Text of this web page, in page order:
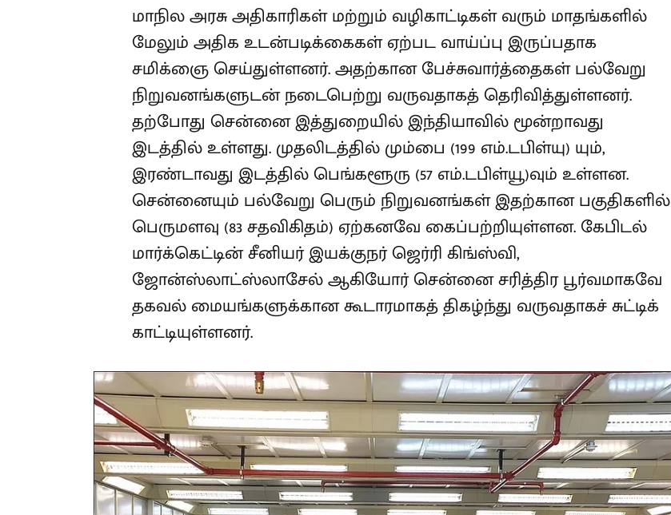
மாநில அரசு அதிகாரிகள் மற்றும் வழிகாட்டிகள் வரும் மாதங்களில்
மேலும் அதிக உடன்படிக்கைகள் ஏற்பட வாய்ப்பு இருப்பதாக
சமிக்ஞை செய்துள்ளனர். அதற்கான பேச்சுவார்த்தைகள் பல்வேறு
நிறுவனங்களுடன் நடைபெற்று வருவதாகத் தெரிவித்துள்ளனர்.
தற்போது சென்னை இத்துறையில் இந்தியாவில் மூன்றாவது
இடத்தில் உள்ளது. முதலிடத்தில் மும்பை (199 எம்.டபிள்யு) யும்,
இரண்டாவது இடத்தில் பெங்களூரு (57 எம்.டபிள்யூ)வும் உள்ளன.
சென்னையும் பல்வேறு பெரும் நிறுவனங்கள் இதற்கான பகுதிகளில்
பெருமளவு (83 சதவிகிதம்) ஏற்கனவே கைப்பற்றியுள்ளன. கேபிடல்
மார்க்கெட்டின் சீனியர் இயக்குநர் ஜெர்ரி கிங்ஸ்வி,
ஜோன்ஸ்லாட்ஸ்லாசேல் ஆகியோர் சென்னை சரித்திர பூர்வமாகவே
தகவல் மையங்களுக்கான கூடாரமாகத் திகழ்ந்து வருவதாகச் சுட்டிக்
காட்டியுள்ளனர்.